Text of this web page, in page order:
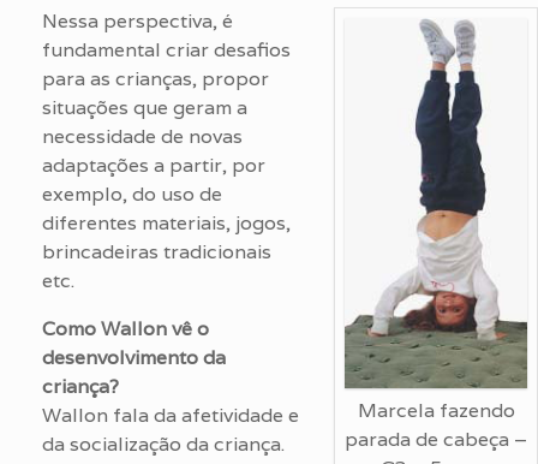
Marcela fazendo
parada de cabeça –
Nessa perspectiva, é
fundamental criar desafios
para as crianças, propor
situações que geram a
necessidade de novas
adaptações a partir, por
exemplo, do uso de
diferentes materiais, jogos,
brincadeiras tradicionais
etc.
Como Wallon vê o
desenvolvimento da
criança?
Wallon fala da afetividade e
da socialização da criança.